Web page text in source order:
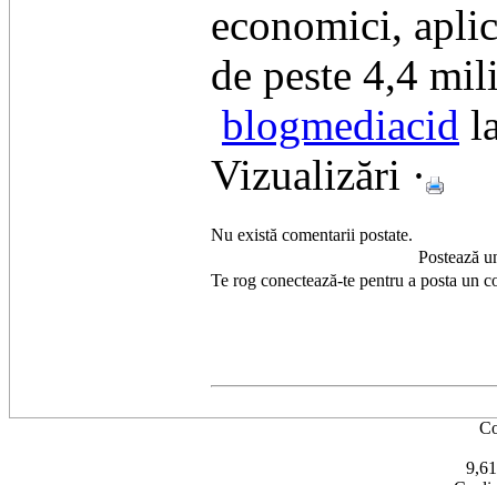
economici,
de peste 4,4
blogmediacid
Vizualizări ·
Nu există comentarii postate.
Postează
Te rog conectează-te pentru a posta un